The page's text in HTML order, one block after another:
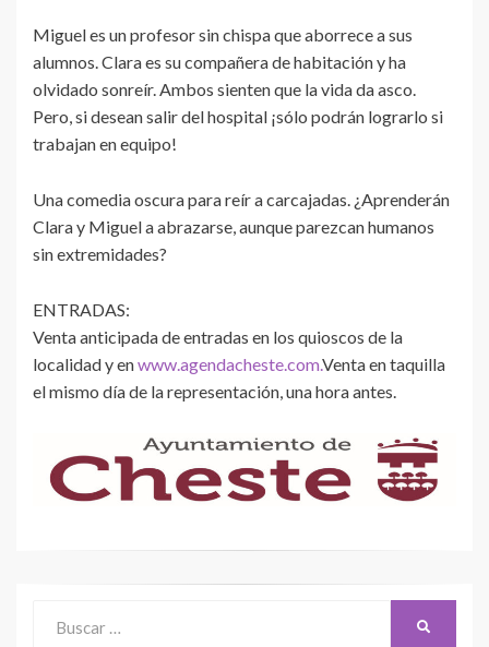
Miguel es un profesor sin chispa que aborrece a sus
alumnos. Clara es su compañera de habitación y ha
olvidado sonreír. Ambos sienten que la vida da asco.
Pero, si desean salir del hospital ¡sólo podrán lograrlo si
trabajan en equipo!
Una comedia oscura para reír a carcajadas. ¿Aprenderán
Clara y Miguel a abrazarse, aunque parezcan humanos
sin extremidades?
ENTRADAS:
Venta anticipada de entradas en los quioscos de la
localidad y enwww.agendacheste.com.Venta en taquilla
el mismo día de la representación, una hora antes.